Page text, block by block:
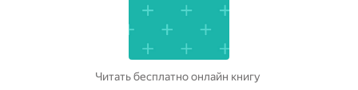
Читать бесплатно онлайн книгу